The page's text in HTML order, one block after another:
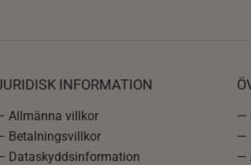
INFORMATION
Allmänna villkor
Betalningsvillkor
Dataskyddsinformation
—
—
—